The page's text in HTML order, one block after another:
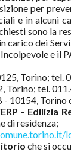
per
e in alcuni
sono la
carico dei
e il
Torino; tel.
Torino; tel.
10154, Torino
ERP - Edilizia
di residenza;
che si